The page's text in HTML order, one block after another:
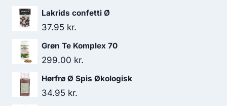
Lakrids confetti Ø
37.95 kr.
Grøn Te Komplex 70
299.00 kr.
Hørfrø Ø Spis Økologisk
34.95 kr.